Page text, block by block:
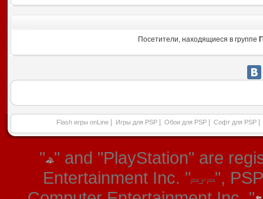
Посетители, находящиеся в группе
Flash игры onLine Игры для PSP Обои для PSP Софт для PSP
" " and "PlayStation" are
Entertainment Inc. "
",